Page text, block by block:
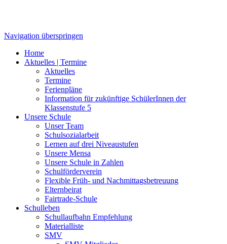
Navigation überspringen
Home
Aktuelles | Termine
Aktuelles
Termine
Ferienpläne
Information für zukünftige SchülerInnen der
Klassenstufe 5
Unsere Schule
Unser Team
Schulsozialarbeit
Lernen auf drei Niveaustufen
Unsere Mensa
Unsere Schule in Zahlen
Schulförderverein
Flexible Früh- und Nachmittagsbetreuung
Elternbeirat
Fairtrade-Schule
Schulleben
Schullaufbahn Empfehlung
Materialliste
SMV